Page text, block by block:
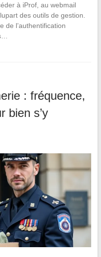
à iProf, au webmail
des outils de gestion.
de l’authentification
: fréquence,
bien s’y